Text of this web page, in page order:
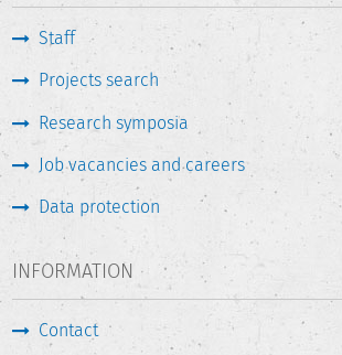
Staff
Projects search
Research symposia
Job vacancies and careers
Data protection
INFORMATION
Contact